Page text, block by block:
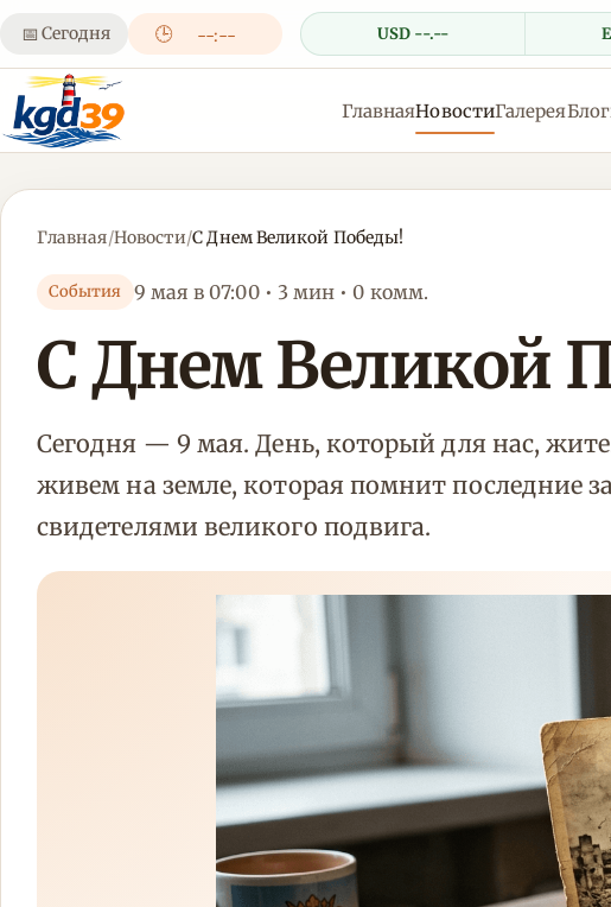
📅 Сегодня 🕒 --:-- USD --.--
ГлавнаяНовостиГалерея
Главная/Новости/С Днем Великой Победы!
События 9 мая в 07:00 • 3 мин • 0 комм.
С Днем Великой
Сегодня — 9 мая. День, который для нас,
живем на земле, которая помнит
свидетелями великого подвига.